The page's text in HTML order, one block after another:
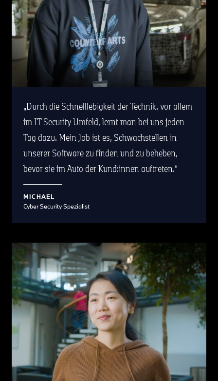
Durch die Schnelllebigkeit der Technik, vor allem
im IT Security Umfeld, lernt man bei uns jeden
Tag dazu. Mein Job ist es, Schwachstellen in
unserer Software zu finden und zu beheben,
bevor sie im Auto der Kund:innen auftreten.
MICHAEL
Cyber Security Spezialist